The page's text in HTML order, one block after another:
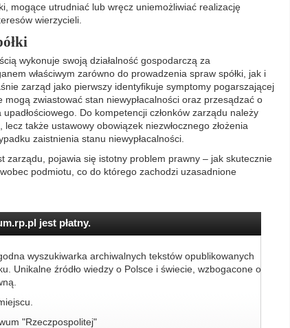
mogące utrudniać lub wręcz uniemożliwiać realizację
wierzycieli.
wykonuje swoją działalność gospodarczą za
właściwym zarówno do prowadzenia spraw spółki, jak i
zarząd jako pierwszy identyfikuje symptomy pogarszającej
zwiastować stan niewypłacalności oraz przesądzać o
Do kompetencji członków zarządu należy
także ustawowy obowiązek niezwłocznego złożenia
zaistnienia stanu niewypłacalności.
zarządu, pojawia się istotny problem prawny – jak skutecznie
podmiotu, co do którego zachodzi uzasadnione
jest płatny.
wyszukiwarka archiwalnych tekstów opublikowanych
Unikalne źródło wiedzy o Polsce i świecie, wzbogacone o
"Rzeczpospolitej"